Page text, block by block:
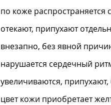
по коже распространяется
отекают, припухают
внезапно, без явной
нарушается сердечный
увеличиваются,
цвет кожи приобретает